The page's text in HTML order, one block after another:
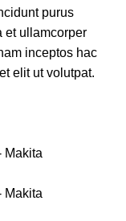
purus
et ullamcorper
inceptos hac
elit ut volutpat.